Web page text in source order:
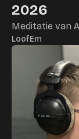
2026
Meditatie van
LoofEm